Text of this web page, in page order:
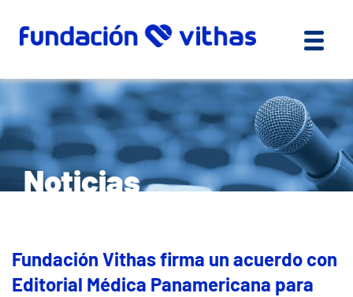
Noticias
Fundación Vithas firma un acuerdo con
Editorial Médica Panamericana para